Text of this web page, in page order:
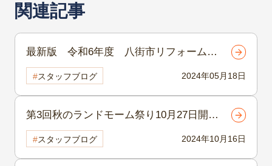
関連記事
2024年05月18日
最新版 令和6年度 八街市リフォーム補
助金
スタッフブログ
2024年10月16日
第3回秋のランドモーム祭り10月27日開催
スタッフブログ